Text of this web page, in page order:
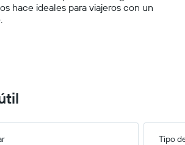
hace ideales para viajeros con un
Tipo